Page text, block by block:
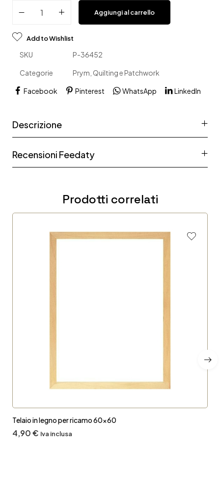
Aggiungi al carrello
Add to Wishlist
SKU P-36452
Categorie Prym Quilting e Patchwork
Facebook Pinterest WhatsApp LinkedIn
Descrizione
Recensioni Feedaty
Prodotti correlati
Telaio in legno per ricamo 60×60
4,90€ Iva inclusa